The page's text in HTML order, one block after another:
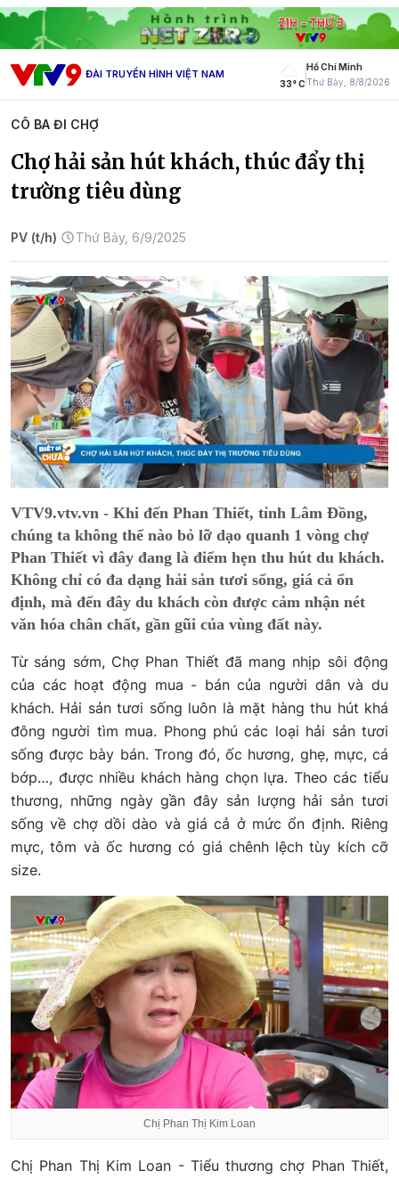
ĐÀI TRUYỀN HÌNH VIỆT NAM
33° C
Hồ Chí Minh
Thứ Bảy, 8/8/2026
CÔ BA ĐI CHỢ
Chợ hải sản hút khách, thúc đẩy thị
trường tiêu dùng
PV (t/h) Thứ Bảy, 6/9/2025
VTV9.vtv.vn - Khi đến Phan Thiết, tỉnh Lâm Đồng,
chúng ta không thể nào bỏ lỡ dạo quanh 1 vòng chợ
Phan Thiết vì đây đang là điểm hẹn thu hút du khách.
Không chỉ có đa dạng hải sản tươi sống, giá cả ổn
định, mà đến đây du khách còn được cảm nhận nét
văn hóa chân chất, gần gũi của vùng đất này.
Từ sáng sớm, Chợ Phan Thiết đã mang nhịp sôi động
của các hoạt động mua - bán của người dân và du
khách. Hải sản tươi sống luôn là mặt hàng thu hút khá
đông người tìm mua. Phong phú các loại hải sản tươi
sống được bày bán. Trong đó, ốc hương, ghẹ, mực, cá
bớp…, được nhiều khách hàng chọn lựa. Theo các tiểu
thương, những ngày gần đây sản lượng hải sản tươi
sống về chợ dồi dào và giá cả ở mức ổn định. Riêng
mực, tôm và ốc hương có giá chênh lệch tùy kích cỡ
size.
Chị Phan Thị Kim Loan
Chị Phan Thị Kim Loan - Tiểu thương chợ Phan Thiết,